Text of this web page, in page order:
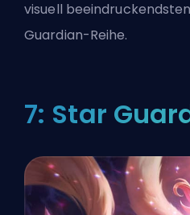
visuell
Guardian-Reihe.
7: Star